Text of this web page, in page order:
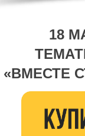
18
«ВМЕСТЕ